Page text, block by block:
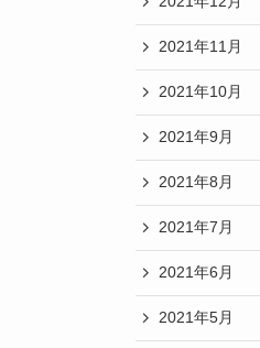
2021年11月
2021年10月
2021年9月
2021年8月
2021年7月
2021年6月
2021年5月